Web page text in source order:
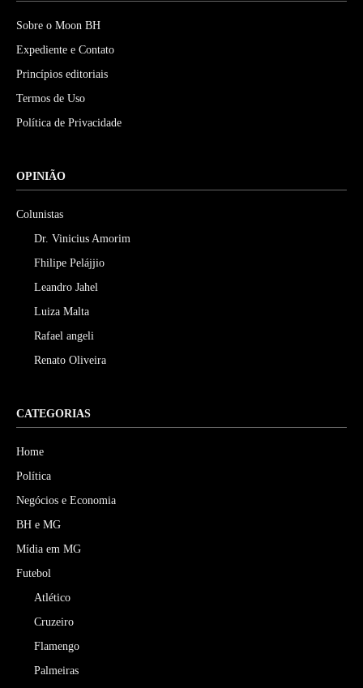
Sobre o Moon BH
Expediente e Contato
Princípios editoriais
Termos de Uso
Política de Privacidade
OPINIÃO
Colunistas
Dr. Vinicius Amorim
Fhilipe Pelájjio
Leandro Jahel
Luiza Malta
Rafael angeli
Renato Oliveira
CATEGORIAS
Home
Política
Negócios e Economia
BH e MG
Mídia em MG
Futebol
Atlético
Cruzeiro
Flamengo
Palmeiras